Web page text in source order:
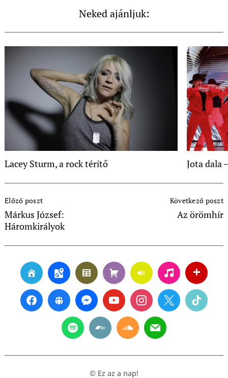
Neked ajánljuk:
Lacey Sturm, a rock térítő Jota dala
Navigation
Előző poszt
Márkus József:
Háromkirályok
Következő poszt
Az örömhír
© Ez az a nap!